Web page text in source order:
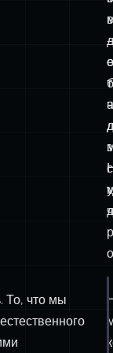
То, что мы